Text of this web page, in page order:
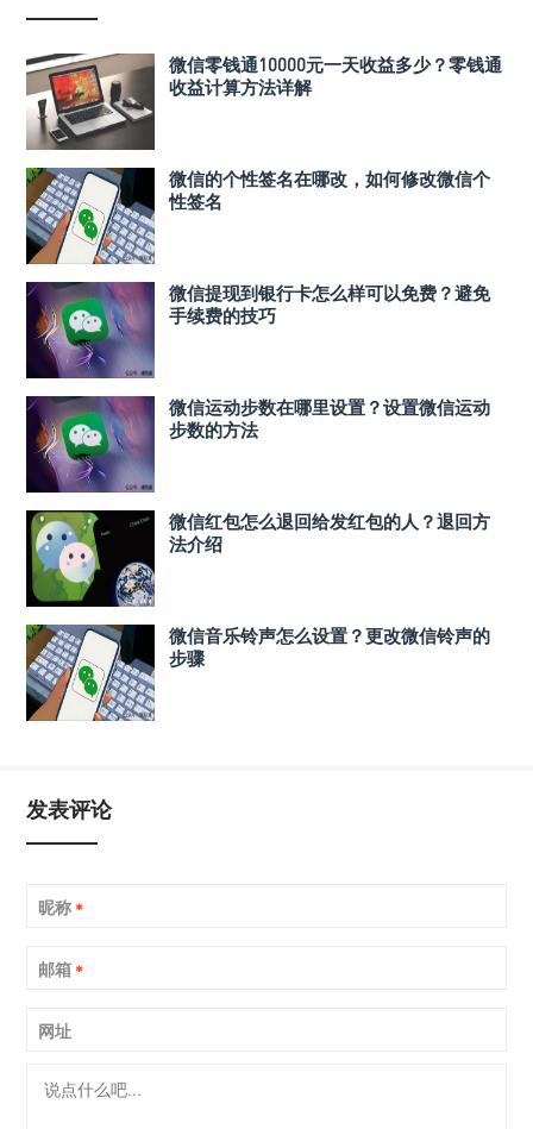
微信零钱通10000元一天收益多少？零钱通
收益计算方法详解
微信的个性签名在哪改，如何修改微信个
性签名
微信提现到银行卡怎么样可以免费？避免
手续费的技巧
微信运动步数在哪里设置？设置微信运动
步数的方法
微信红包怎么退回给发红包的人？退回方
法介绍
微信音乐铃声怎么设置？更改微信铃声的
步骤
发表评论
昵称 *
邮箱 *
网址